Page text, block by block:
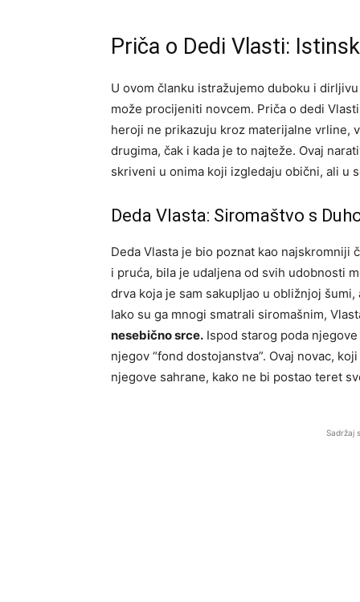
Priča o Dedi Vlasti:
U ovom članku istražujemo duboku i
može procijeniti novcem. Priča o dedi
heroji ne prikazuju kroz materijalne vrline,
drugima, čak i kada je to najteže. Ovaj
skriveni u onima koji izgledaju obični, ali u
Deda Vlasta: Siromaštvo s
Deda Vlasta je bio poznat kao najskromniji
i pruća, bila je udaljena od svih udobnosti
drva koja je sam sakupljao u obližnjoj
Iako su ga mnogi smatrali siromašnim,
nesebično srce. Ispod starog poda
njegov “fond dostojanstva”. Ovaj novac,
njegove sahrane, kako ne bi postao teret
Sadržaj